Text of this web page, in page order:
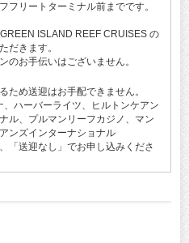
フリートターミナル前までです。
ISLAND REEF CRUISES の
だきます。
のお手伝いはございません。
め送迎はお手配できません。
ハーバーライツ、ヒルトンケアン
ル、プルマンリーフカジノ、マン
ンズインターナショナル
「送迎なし」でお申し込みくださ